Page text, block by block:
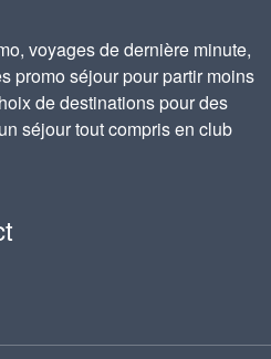
voyages de dernière minute,
promo séjour pour partir moins
de destinations pour des
séjour tout compris en club